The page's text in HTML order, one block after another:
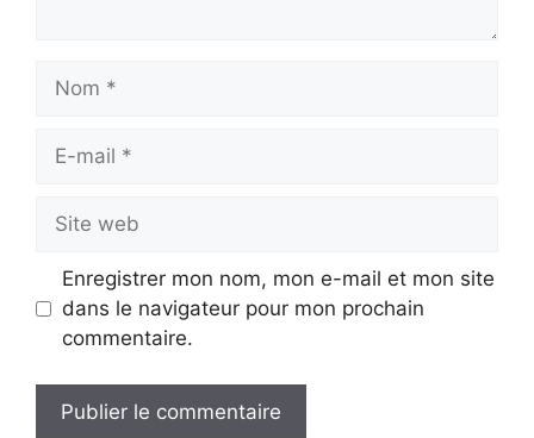
Nom
Site
web
Enregistrer mon nom, mon e-mail et mon site
dans le navigateur pour mon prochain
commentaire.